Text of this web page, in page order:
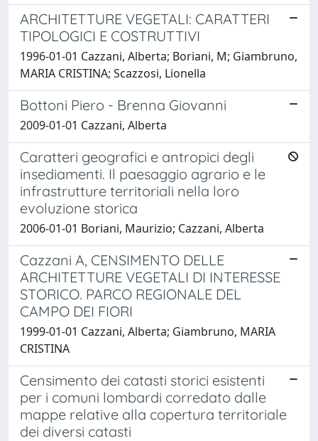
ARCHITETTURE VEGETALI: CARATTERI
TIPOLOGICI E COSTRUTTIVI
1996-01-01 Cazzani, Alberta; Boriani, M; Giambruno,
MARIA CRISTINA; Scazzosi, Lionella
Bottoni Piero - Brenna Giovanni
2009-01-01 Cazzani, Alberta
Caratteri geografici e antropici degli
insediamenti. Il paesaggio agrario e le
infrastrutture territoriali nella loro
evoluzione storica
2006-01-01 Boriani, Maurizio; Cazzani, Alberta
Cazzani A, CENSIMENTO DELLE
ARCHITETTURE VEGETALI DI INTERESSE
STORICO. PARCO REGIONALE DEL
CAMPO DEI FIORI
1999-01-01 Cazzani, Alberta; Giambruno, MARIA
CRISTINA
Censimento dei catasti storici esistenti
per i comuni lombardi corredato dalle
mappe relative alla copertura territoriale
dei diversi catasti